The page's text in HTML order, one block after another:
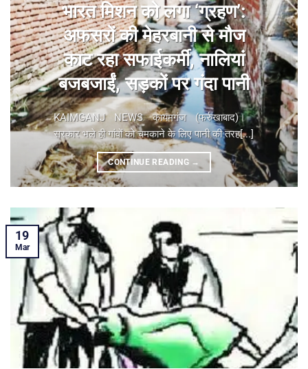
भारत मिशन को लगा ‘ग्रहण’:
अफसरों की मेहरबानी से मौज
काट रहा सफाईकर्मी, नालियां
बजबजाईं, सड़कों पर गंदा पानी
KAIMGANJ NEWS कायमगंज (फर्रुखाबाद)। ​
सरकार भले ही गांवों को चमकाने के लिए पानी की तरह[...]
CONTINUE READING →
19
Mar